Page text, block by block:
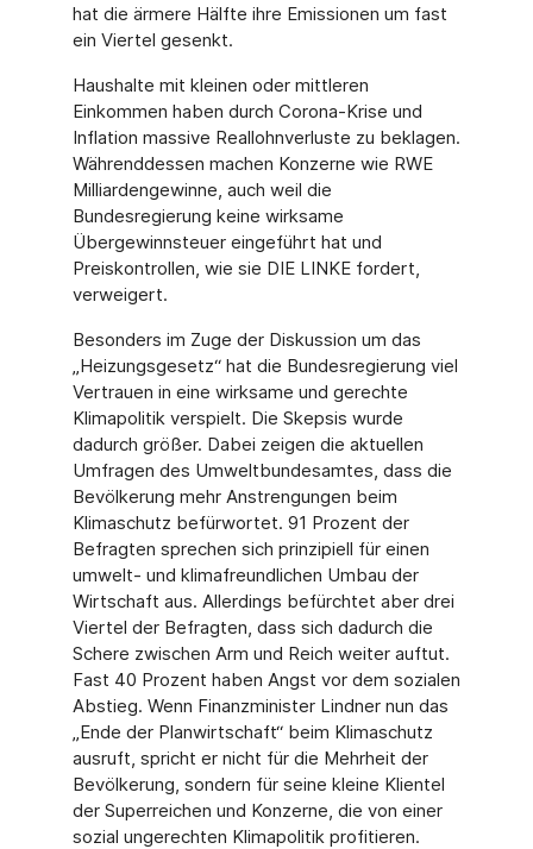
hat die ärmere Hälfte ihre Emissionen um fast
ein Viertel gesenkt.
Haushalte mit kleinen oder mittleren
Einkommen haben durch Corona-Krise und
Inflation massive Reallohnverluste zu beklagen.
Währenddessen machen Konzerne wie RWE
Milliardengewinne, auch weil die
Bundesregierung keine wirksame
Übergewinnsteuer eingeführt hat und
Preiskontrollen, wie sie DIE LINKE fordert,
verweigert.
Besonders im Zuge der Diskussion um das
„Heizungsgesetz“ hat die Bundesregierung viel
Vertrauen in eine wirksame und gerechte
Klimapolitik verspielt. Die Skepsis wurde
dadurch größer. Dabei zeigen die aktuellen
Umfragen des Umweltbundesamtes, dass die
Bevölkerung mehr Anstrengungen beim
Klimaschutz befürwortet. 91 Prozent der
Befragten sprechen sich prinzipiell für einen
umwelt- und klimafreundlichen Umbau der
Wirtschaft aus. Allerdings befürchtet aber drei
Viertel der Befragten, dass sich dadurch die
Schere zwischen Arm und Reich weiter auftut.
Fast 40 Prozent haben Angst vor dem sozialen
Abstieg. Wenn Finanzminister Lindner nun das
„Ende der Planwirtschaft“ beim Klimaschutz
ausruft, spricht er nicht für die Mehrheit der
Bevölkerung, sondern für seine kleine Klientel
der Superreichen und Konzerne, die von einer
sozial ungerechten Klimapolitik profitieren.